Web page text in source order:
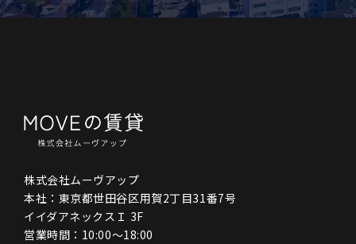
株式会社ムーヴアップ
本社：東京都世田谷区用賀2丁目31番7号
イイダアネックスＩ 3F
営業時間：10:00〜18:00